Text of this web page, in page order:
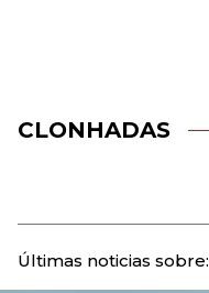
CLONHADAS
Últimas noticias sobre: